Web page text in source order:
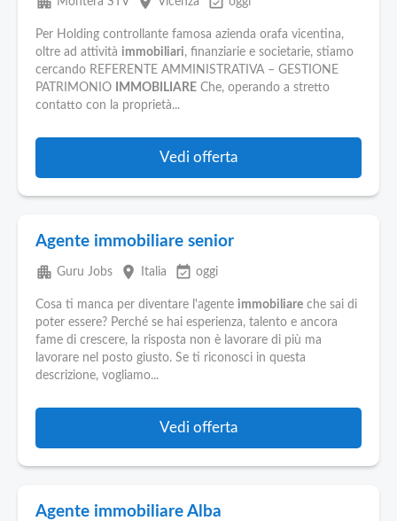
Per Holding controllante famosa azienda orafa vicentina,
oltre ad attività immobiliari, finanziarie e societarie, stiamo
cercando REFERENTE AMMINISTRATIVA – GESTIONE
PATRIMONIO
IMMOBILIARE Che, operando a stretto
contatto con la proprietà...
Vedi offerta
Agente immobiliare senior
apartment Guru Jobs place Italia event_available oggi
Cosa ti manca per diventare l'agente immobiliare che sai di
poter essere? Perché se hai esperienza, talento e ancora
fame di crescere, la risposta non è lavorare di più ma
lavorare nel posto giusto. Se ti riconosci in questa
descrizione, vogliamo...
Vedi offerta
Agente immobiliare Alba